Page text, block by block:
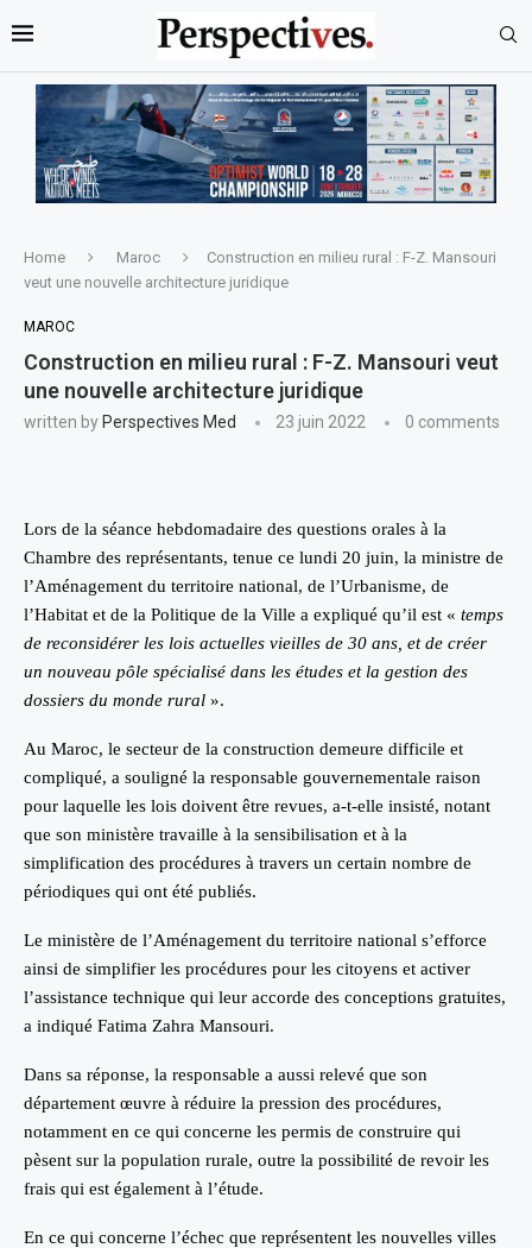
Home Maroc
Construction en milieu rural : F-Z. Mansouri
veut une nouvelle architecture juridique
MAROC
Construction en milieu rural : F-Z. Mansouri veut
une nouvelle architecture juridique
written by Perspectives Med 23 juin 2022 0 comments
Lors de la séance hebdomadaire des questions orales à la
Chambre des représentants, tenue ce lundi 20 juin, la ministre de
l’Aménagement du territoire national, de l’Urbanisme, de
l’Habitat et de la Politique de la Ville a expliqué qu’il est « temps
de reconsidérer les lois actuelles vieilles de 30 ans, et de créer
un nouveau pôle spécialisé dans les études et la gestion des
dossiers du monde rural ».
Au Maroc, le secteur de la construction demeure difficile et
compliqué, a souligné la responsable gouvernementale raison
pour laquelle les lois doivent être revues, a-t-elle insisté, notant
que son ministère travaille à la sensibilisation et à la
simplification des procédures à travers un certain nombre de
périodiques qui ont été publiés.
Le ministère de l’Aménagement du territoire national s’efforce
ainsi de simplifier les procédures pour les citoyens et activer
l’assistance technique qui leur accorde des conceptions gratuites,
a indiqué Fatima Zahra Mansouri.
Dans sa réponse, la responsable a aussi relevé que son
département œuvre à réduire la pression des procédures,
notamment en ce qui concerne les permis de construire qui
pèsent sur la population rurale, outre la possibilité de revoir les
frais qui est également à l’étude.
En ce qui concerne l’échec que représentent les nouvelles villes